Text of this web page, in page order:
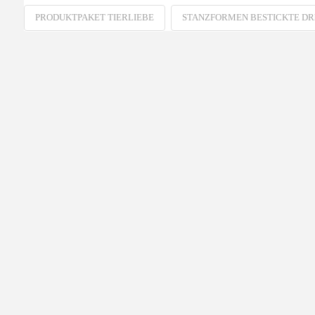
PRODUKTPAKET TIERLIEBE STANZFORMEN BESTICKTE